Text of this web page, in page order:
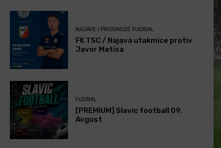
NAJAVE I PROGNOZE FUDBAL
FK TSC / Najava utakmice protiv
Javor Matisa
FUDBAL
[PREMIUM] Slavic football 09.
Avgust